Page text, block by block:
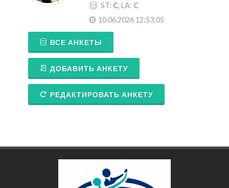
ST: C, LA: C
10.06.2026 12:53:05
ВСЕ АНКЕТЫ
ДОБАВИТЬ АНКЕТУ
РЕДАКТИРОВАТЬ АНКЕТУ